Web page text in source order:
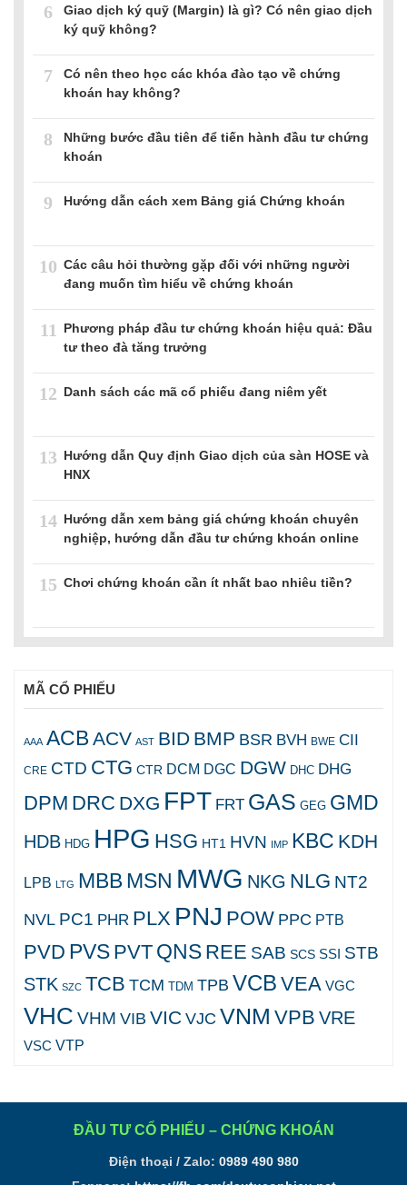
6
Giao dịch ký quỹ (Margin) là gì? Có nên giao dịch
ký quỹ không?
7
Có nên theo học các khóa đào tạo về chứng
khoán hay không?
8
Những bước đầu tiên để tiến hành đầu tư chứng
khoán
9 Hướng dẫn cách xem Bảng giá Chứng khoán
10 Các câu hỏi thường gặp đối với những người
đang muốn tìm hiểu về chứng khoán
11
Phương pháp đầu tư chứng khoán hiệu quả: Đầu
tư theo đà tăng trưởng
12 Danh sách các mã cổ phiếu đang niêm yết
13 Hướng dẫn Quy định Giao dịch của sàn HOSE và
HNX
14 Hướng dẫn xem bảng giá chứng khoán chuyên
nghiệp, hướng dẫn đầu tư chứng khoán online
15 Chơi chứng khoán cần ít nhất bao nhiêu tiền?
MÃ CỔ PHIẾU
AAA ACBACV AST BID BMP BSR BVH BWE CII
CRE CTD CTG CTR DCM DGC DGW DHC DHG
DPM DRC DXG FPT FRT GAS GEG GMD
HDB HDG HPG HSG HT1 HVN IMP KBC KDH
LPB LTG MBBMSN MWG NKG NLG NT2
NVL PC1 PHR PLX PNJ POW PPC PTB
PVD PVS PVT QNS REE SAB SCS SSI STB
STK SZC TCB TCM TDM TPB VCB VEA VGC
VHC VHM VIB VICVJC VNM VPB VRE
VSC VTP
ĐẦU TƯ CỔ PHIẾU – CHỨNG KHOÁN
Điện thoại / Zalo: 0989 490 980